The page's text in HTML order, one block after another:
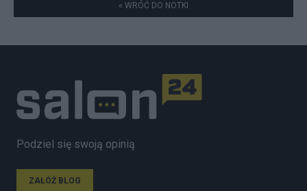
« WRÓĆ DO NOTKI
Podziel się swoją opinią
ZAŁÓŻ BLOG